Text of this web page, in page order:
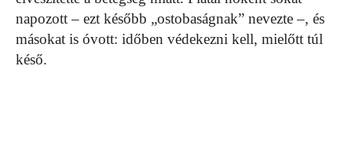
napozott – ezt később „ostobaságnak” nevezte –, és
másokat is óvott: időben védekezni kell, mielőtt túl
késő.